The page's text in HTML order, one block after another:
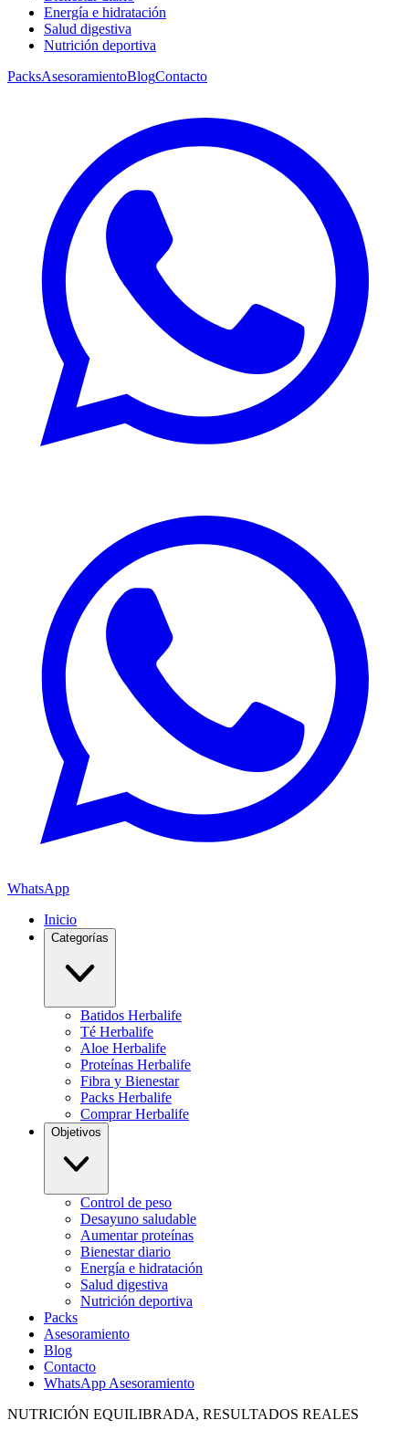
Energía e hidratación
Salud digestiva
Nutrición deportiva
PacksAsesoramientoBlogContacto
WhatsApp
Inicio
Categorías
Batidos Herbalife
Té Herbalife
Aloe Herbalife
Proteínas Herbalife
Fibra y Bienestar
Packs Herbalife
Comprar Herbalife
Objetivos
Control de peso
Desayuno saludable
Aumentar proteínas
Bienestar diario
Energía e hidratación
Salud digestiva
Nutrición deportiva
Packs
Asesoramiento
Blog
Contacto
WhatsApp Asesoramiento
NUTRICIÓN EQUILIBRADA, RESULTADOS REALES